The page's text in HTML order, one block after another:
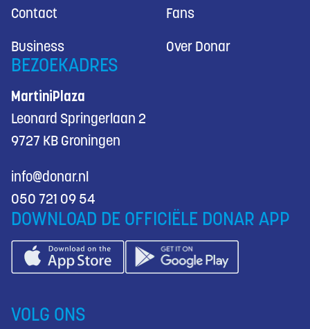
Contact Fans
Business Over Donar
BEZOEKADRES
MartiniPlaza
Leonard Springerlaan 2
9727 KB Groningen
info@donar.nl
050 721 09 54
DOWNLOAD DE OFFICIËLE DONAR APP
VOLG ONS